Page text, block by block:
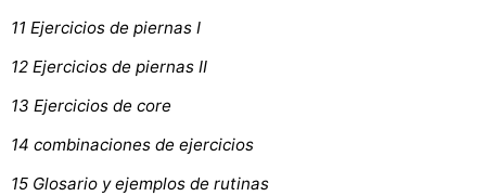
11 Ejercicios de piernas I
12 Ejercicios de piernas II
13 Ejercicios de core
14 combinaciones de ejercicios
15 Glosario y ejemplos de rutinas